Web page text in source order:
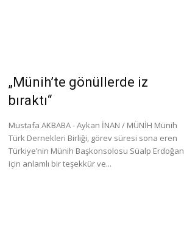
„Münih’te gönüllerde iz
bıraktı“
Mustafa AKBABA - Aykan İNAN / MÜNİH Münih
Türk Dernekleri Birliği, görev süresi sona eren
Türkiye’nin Münih Başkonsolosu Süalp Erdoğan
için anlamlı bir teşekkür ve...